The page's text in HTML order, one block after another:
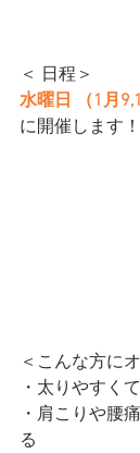
＜ 日程＞
水曜日 （1月
に開催します！
＜こんな方に
・太りやすく
・肩こりや腰
る